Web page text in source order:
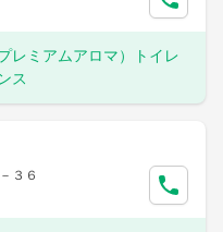
レミアムアロマ）トイレ
ス
３６